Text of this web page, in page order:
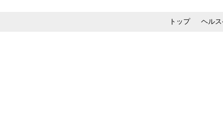
トップ ヘル